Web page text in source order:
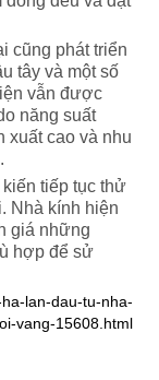
cũng phát triển
tây và một số
vẫn được
năng suất
xuất cao và nhu
tiếp tục thử
Nhà kính hiện
giá những
hợp để sử
lan-dau-tu-nha-
vang-15608.html